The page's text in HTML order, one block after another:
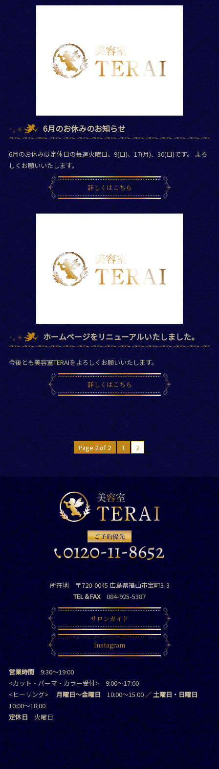
6月のお休みのお知らせ
6月のお休みは定休日の毎週火曜日、9(日)、17(月)、30(日)です。 よろ
しくお願いいたします。
詳しくはこちら
ホームページをリニューアルいたしました。
今後とも美容室TERAIをよろしくお願いいたします。
詳しくはこちら
Page 2 of 2 1 2
所在地 〒720-0045 広島県福山市宝町3-3
TEL＆FAX
084-925-5387
サロンガイド
Instagram
営業時間9:30～19:00
<カット・パーマ・カラー受付> 9:00～17:00
<ヒーリング> 月曜日～金曜日10:00～15:00 ／土曜日・日曜日
10:00～18:00
定休日火曜日